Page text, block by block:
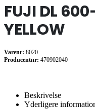
FUJI DL
YELLOW
Varenr: 8020
Producentnr: 470902040
Beskrivelse
Yderligere